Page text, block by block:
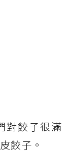
對餃子很滿
餃子。